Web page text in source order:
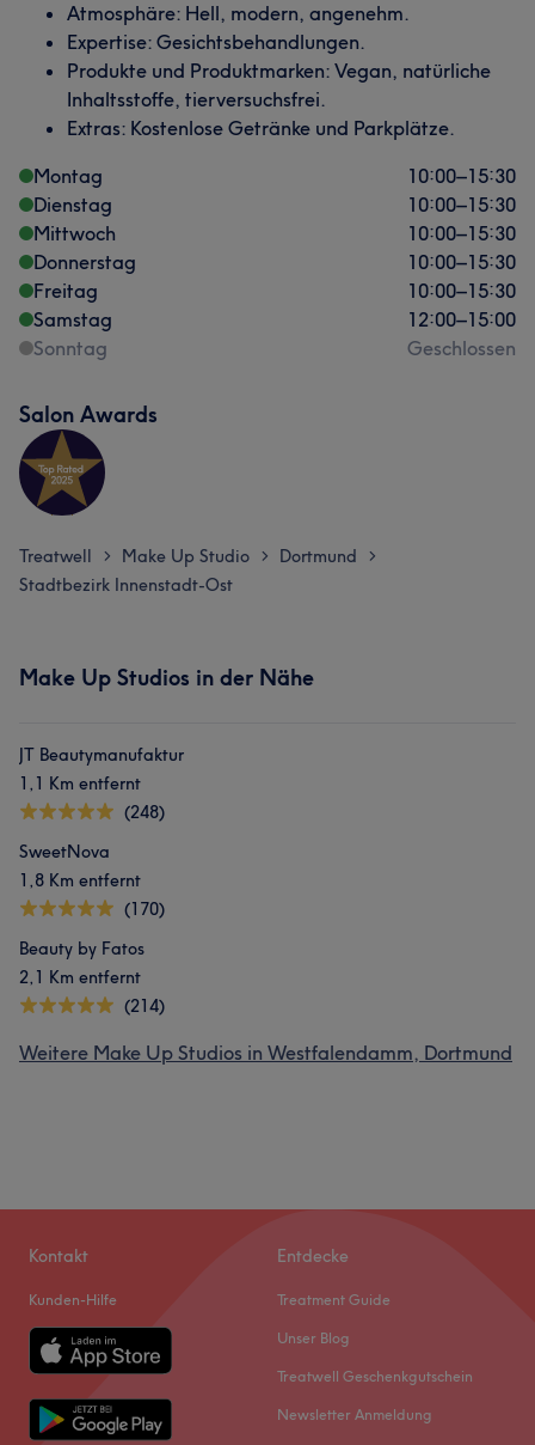
Atmosphäre: Hell, modern, angenehm.
Expertise: Gesichtsbehandlungen.
Produkte und Produktmarken: Vegan, natürliche
Inhaltsstoffe, tierversuchsfrei.
Extras: Kostenlose Getränke und Parkplätze.
Montag
10:00–15:30
Dienstag
10:00–15:30
Mittwoch
10:00–15:30
Donnerstag
10:00–15:30
Freitag
10:00–15:30
Samstag
12:00–15:00
Sonntag
Geschlossen
Salon Awards
Treatwell > Make Up Studio > Dortmund >
Stadtbezirk Innenstadt-Ost
Make Up Studios in der Nähe
JT Beautymanufaktur
1,1 Km entfernt
(248)
SweetNova
1,8 Km entfernt
(170)
Beauty by Fatos
2,1 Km entfernt
(214)
Weitere Make Up Studios in Westfalendamm, Dortmund
Kontakt
Kunden-Hilfe
Entdecke
Treatment Guide
Unser Blog
Treatwell Geschenkgutschein
Newsletter Anmeldung